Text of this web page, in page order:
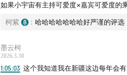
如果小宇宙有主持可爱度×嘉宾可爱度的
柯紫 : 哈哈哈哈哈哈哈好严谨的评选
墨云柯
2026.3.30
1:05:03 这个我知道我在新疆这边每年会